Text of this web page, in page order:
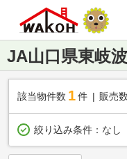
JA山口県東岐
該当物件数 1件 販売数
絞り込み条件： なし